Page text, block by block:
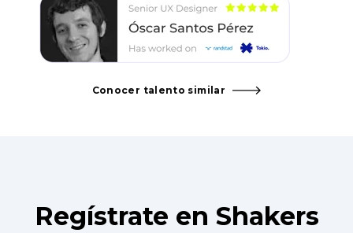
Conocer talento similar
Regístrate en Shakers